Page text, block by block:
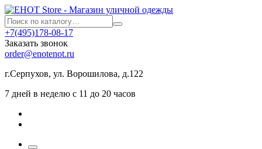
+7(495)178-08-17
Заказать звонок
order@enotenot.ru
г.Серпухов, ул. Ворошилова, д.122
7 дней в неделю с 11 до 20 часов